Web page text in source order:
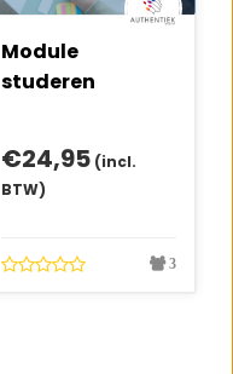
Module
studeren
€24,95 (incl.
BTW)
3